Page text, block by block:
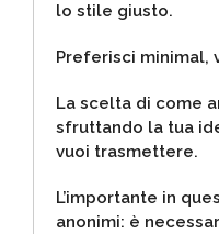
lo stile giusto.
Preferisci minimal,
La scelta di come
sfruttando la tua
vuoi trasmettere.
L’importante in
anonimi: è